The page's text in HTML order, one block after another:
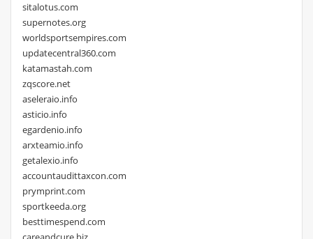
sitalotus.com
supernotes.org
worldsportsempires.com
updatecentral360.com
katamastah.com
zqscore.net
aseleraio.info
asticio.info
egardenio.info
arxteamio.info
getalexio.info
accountaudittaxcon.com
prymprint.com
sportkeeda.org
besttimespend.com